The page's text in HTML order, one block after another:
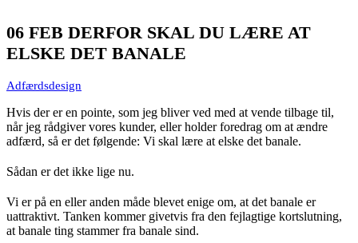
06 FEB DERFOR SKAL DU LÆRE AT
ELSKE DET BANALE
Adfærdsdesign
Hvis der er en pointe, som jeg bliver ved med at vende tilbage til,
når jeg rådgiver vores kunder, eller holder foredrag om at ændre
adfærd, så er det følgende: Vi skal lære at elske det banale.
Sådan er det ikke lige nu.
Vi er på en eller anden måde blevet enige om, at det banale er
uattraktivt. Tanken kommer givetvis fra den fejlagtige kortslutning,
at banale ting stammer fra banale sind.